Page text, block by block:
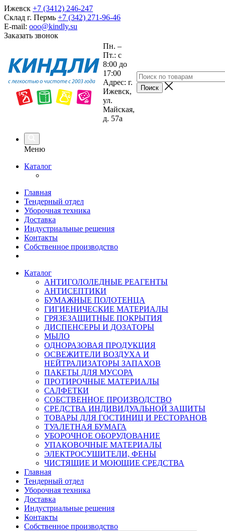
Ижевск +7 (3412) 246-247
Склад г. Пермь +7 (342) 271-96-46
E-mail: ooo@kindly.su
Заказать звонок
Пн. –
Пт.: с
8:00 до
17:00
Адрес: г.
Ижевск,
ул.
Майская,
д. 57а
Меню
Каталог
Главная
Тендерный отдел
Уборочная техника
Доставка
Индустриальные решения
Контакты
Собственное производство
Каталог
АНТИГОЛОЛЕДНЫЕ РЕАГЕНТЫ
АНТИСЕПТИКИ
БУМАЖНЫЕ ПОЛОТЕНЦА
ГИГИЕНИЧЕСКИЕ МАТЕРИАЛЫ
ГРЯЗЕЗАЩИТНЫЕ ПОКРЫТИЯ
ДИСПЕНСЕРЫ И ДОЗАТОРЫ
МЫЛО
ОДНОРАЗОВАЯ ПРОДУКЦИЯ
ОСВЕЖИТЕЛИ ВОЗДУХА И
НЕЙТРАЛИЗАТОРЫ ЗАПАХОВ
ПАКЕТЫ ДЛЯ МУСОРА
ПРОТИРОЧНЫЕ МАТЕРИАЛЫ
САЛФЕТКИ
СОБСТВЕННОЕ ПРОИЗВОДСТВО
СРЕДСТВА ИНДИВИДУАЛЬНОЙ ЗАЩИТЫ
ТОВАРЫ ДЛЯ ГОСТИНИЦ И РЕСТОРАНОВ
ТУАЛЕТНАЯ БУМАГА
УБОРОЧНОЕ ОБОРУДОВАНИЕ
УПАКОВОЧНЫЕ МАТЕРИАЛЫ
ЭЛЕКТРОСУШИТЕЛИ, ФЕНЫ
ЧИСТЯЩИЕ И МОЮЩИЕ СРЕДСТВА
Главная
Тендерный отдел
Уборочная техника
Доставка
Индустриальные решения
Контакты
Собственное производство